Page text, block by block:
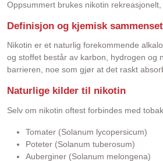
Oppsummert brukes nikotin
Definisjon og kjemisk
Nikotin er et naturlig forekommende
og stoffet består av karbon, hydrogen og
barrieren, noe som gjør at det raskt
Naturlige kilder til nikotin
Selv om nikotin oftest forbindes med
Tomater (Solanum lycopersicum)
Poteter (Solanum tuberosum)
Auberginer (Solanum melongena)